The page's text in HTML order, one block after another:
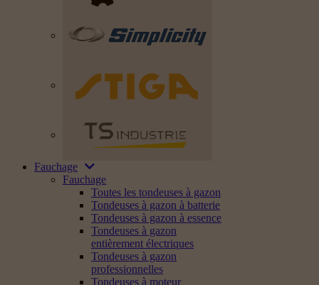
Fauchage
Fauchage
Toutes les tondeuses à gazon
Tondeuses à gazon à batterie
Tondeuses à gazon à essence
Tondeuses à gazon
entièrement électriques
Tondeuses à gazon
professionnelles
Tondeuses à moteur